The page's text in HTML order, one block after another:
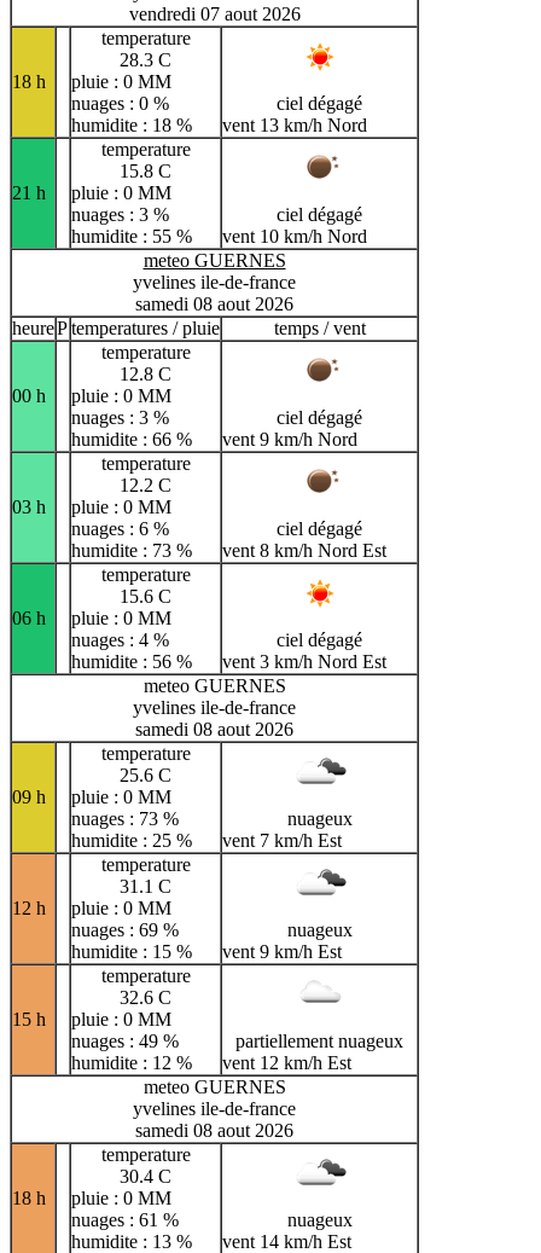
vendredi 07 aout 2026
18 h
temperature
28.3 C
pluie : 0 MM
nuages : 0 %
humidite : 18 %
ciel dégagé
vent 13 km/h Nord
21 h
temperature
15.8 C
pluie : 0 MM
nuages : 3 %
humidite : 55 %
ciel dégagé
vent 10 km/h Nord
meteo GUERNES
yvelines ile-de-france
samedi 08 aout 2026
heurePtemperatures / pluie temps / vent
00 h
temperature
12.8 C
pluie : 0 MM
nuages : 3 %
humidite : 66 %
ciel dégagé
vent 9 km/h Nord
03 h
temperature
12.2 C
pluie : 0 MM
nuages : 6 %
humidite : 73 %
ciel dégagé
vent 8 km/h Nord Est
06 h
temperature
15.6 C
pluie : 0 MM
nuages : 4 %
humidite : 56 %
ciel dégagé
vent 3 km/h Nord Est
meteo GUERNES
yvelines ile-de-france
samedi 08 aout 2026
09 h
temperature
25.6 C
pluie : 0 MM
nuages : 73 %
humidite : 25 %
nuageux
vent 7 km/h Est
12 h
temperature
31.1 C
pluie : 0 MM
nuages : 69 %
humidite : 15 %
nuageux
vent 9 km/h Est
15 h
temperature
32.6 C
pluie : 0 MM
nuages : 49 %
humidite : 12 %
partiellement nuageux
vent 12 km/h Est
meteo GUERNES
yvelines ile-de-france
samedi 08 aout 2026
18 h
temperature
30.4 C
pluie : 0 MM
nuages : 61 %
humidite : 13 %
nuageux
vent 14 km/h Est